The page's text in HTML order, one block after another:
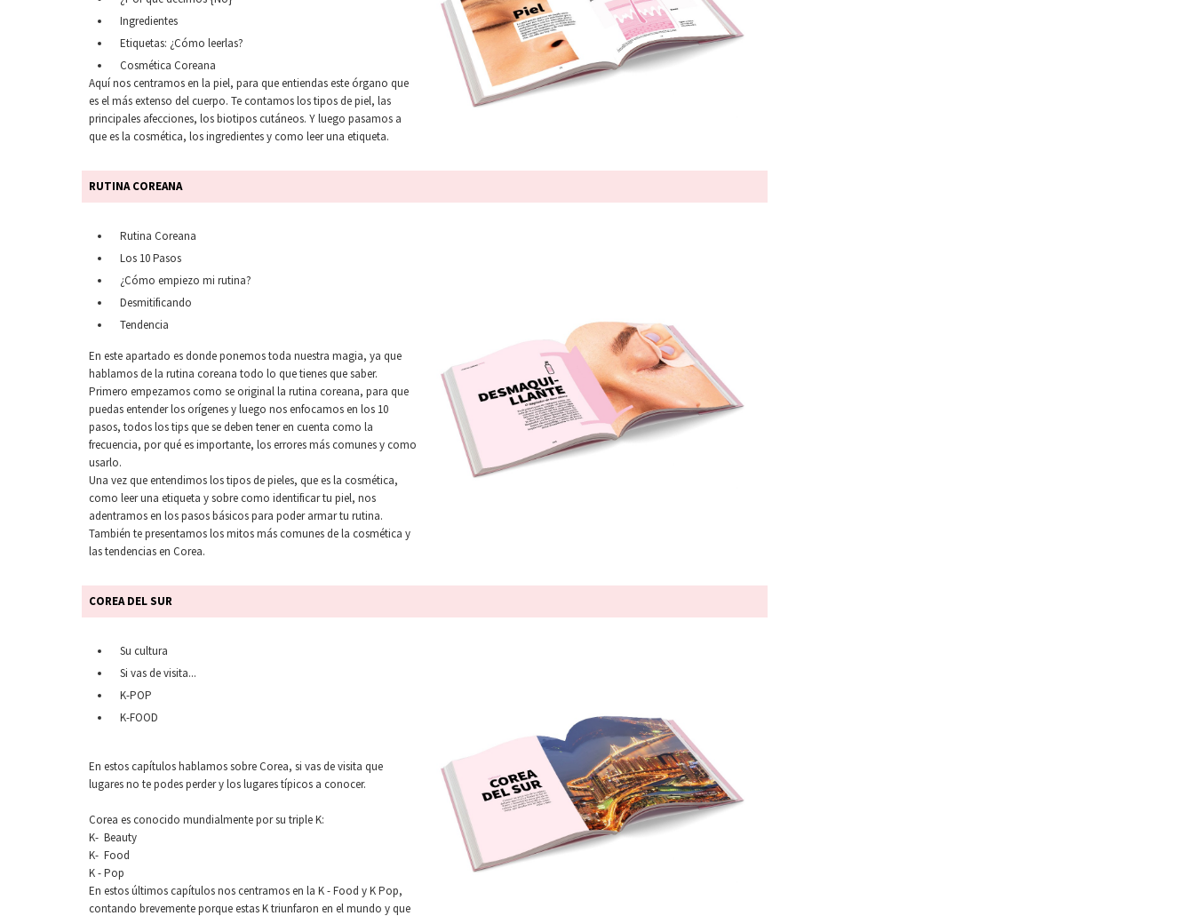
Ingredientes
Etiquetas: ¿Cómo leerlas?
Cosmética Coreana
Aquí nos centramos en la piel, para que entiendas este órgano que
es el más extenso del cuerpo. Te contamos los tipos de piel, las
principales afecciones, los biotipos cutáneos. Y luego pasamos a
que es la cosmética, los ingredientes y como leer una etiqueta.
RUTINA COREANA
Rutina Coreana
Los 10 Pasos
¿Cómo empiezo mi rutina?
Desmitificando
Tendencia
En este apartado es donde ponemos toda nuestra magia, ya que
hablamos de la rutina coreana todo lo que tienes que saber.
Primero empezamos como se original la rutina coreana, para que
puedas entender los orígenes y luego nos enfocamos en los 10
pasos, todos los tips que se deben tener en cuenta como la
frecuencia, por qué es importante, los errores más comunes y como
usarlo.
Una vez que entendimos los tipos de pieles, que es la cosmética,
como leer una etiqueta y sobre como identificar tu piel, nos
adentramos en los pasos básicos para poder armar tu rutina.
También te presentamos los mitos más comunes de la cosmética y
las tendencias en Corea.
COREA DEL SUR
Su cultura
Si vas de visita...
K-POP
K-FOOD
En estos capítulos hablamos sobre Corea, si vas de visita que
lugares no te podes perder y los lugares típicos a conocer.
Corea es conocido mundialmente por su triple K:
K- Beauty
K- Food
K - Pop
En estos últimos capítulos nos centramos en la K - Food y K Pop,
contando brevemente porque estas K triunfaron en el mundo y que